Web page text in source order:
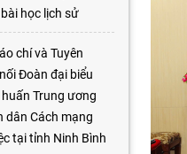
học lịch sử
chí và Tuyên
Đoàn đại biểu
huấn Trung ương
dân Cách mạng
tại tỉnh Ninh Bình